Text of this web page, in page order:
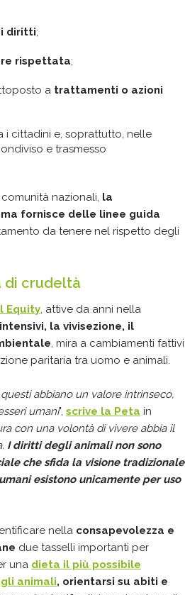
diritti;
rispettata;
a trattamenti o azioni
i cittadini e, soprattutto, nelle
e trasmesso
nazionali, la
fornisce delle linee guida
da tenere nel rispetto degli
di crudeltà
Equity, attive da anni nella
la vivisezione, il
, mira a cambiamenti fattivi
paritaria tra uomo e animali.
abbiano un valore intrinseco,
umani", scrive la Peta in
con una volontà di vivere abbia il
I diritti degli animali non sono
che sfida la visione tradizionale
esistono unicamente per uso
nella consapevolezza e
due tasselli importanti per
una dieta il più possibile
animali, orientarsi su abiti e